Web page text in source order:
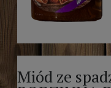
Miód ze